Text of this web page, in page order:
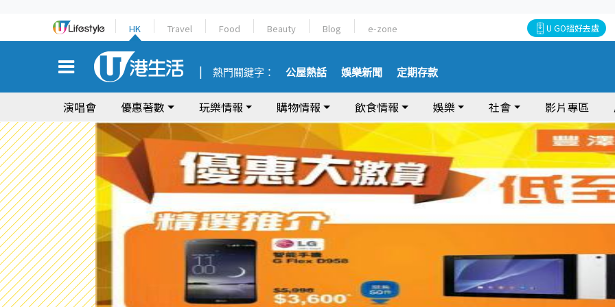
HK Travel Food Beauty Blog e-zone U GO搵好去處
熱門關鍵字： 公屋熱話 娛樂新聞 定期存款
演唱會 優惠著數 玩樂情報 購物情報 飲食情報 娛樂 社會 影片專區